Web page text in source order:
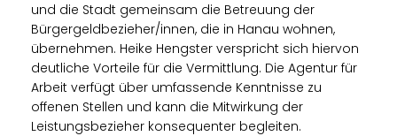
und die Stadt gemeinsam die Betreuung der
Bürgergeldbezieher/innen, die in Hanau wohnen,
übernehmen. Heike Hengster verspricht sich hiervon
deutliche Vorteile für die Vermittlung. Die Agentur für
Arbeit verfügt über umfassende Kenntnisse zu
offenen Stellen und kann die Mitwirkung der
Leistungsbezieher konsequenter begleiten.